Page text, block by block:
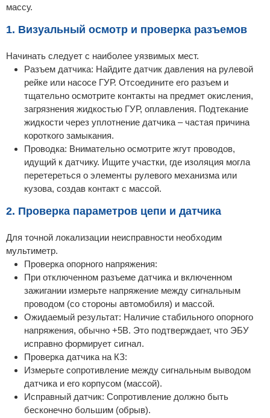
массу.
1. Визуальный осмотр и проверка разъемов
Начинать следует с наиболее уязвимых мест.
Разъем датчика: Найдите датчик давления на рулевой
рейке или насосе ГУР. Отсоедините его разъем и
тщательно осмотрите контакты на предмет окисления,
загрязнения жидкостью ГУР, оплавления. Подтекание
жидкости через уплотнение датчика – частая причина
короткого замыкания.
Проводка: Внимательно осмотрите жгут проводов,
идущий к датчику. Ищите участки, где изоляция могла
перетереться о элементы рулевого механизма или
кузова, создав контакт с массой.
2. Проверка параметров цепи и датчика
Для точной локализации неисправности необходим
мультиметр.
Проверка опорного напряжения:
При отключенном разъеме датчика и включенном
зажигании измерьте напряжение между сигнальным
проводом (со стороны автомобиля) и массой.
Ожидаемый результат: Наличие стабильного опорного
напряжения, обычно +5В. Это подтверждает, что ЭБУ
исправно формирует сигнал.
Проверка датчика на КЗ:
Измерьте сопротивление между сигнальным выводом
датчика и его корпусом (массой).
Исправный датчик: Сопротивление должно быть
бесконечно большим (обрыв).